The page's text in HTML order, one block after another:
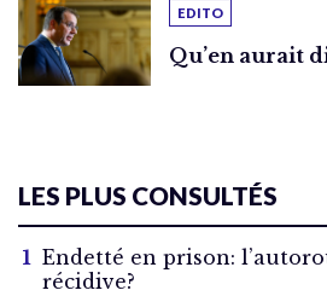
EDITO
Qu’en aurait
LES PLUS CONSULTÉS
Endetté en prison:
récidive?